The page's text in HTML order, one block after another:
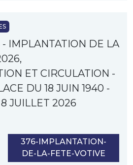
IMPLANTATION DE LA
ET CIRCULATION -
DU 18 JUIN 1940 -
JUILLET 2026
376-IMPLANTATION-
DE-LA-FETE-VOTIVE